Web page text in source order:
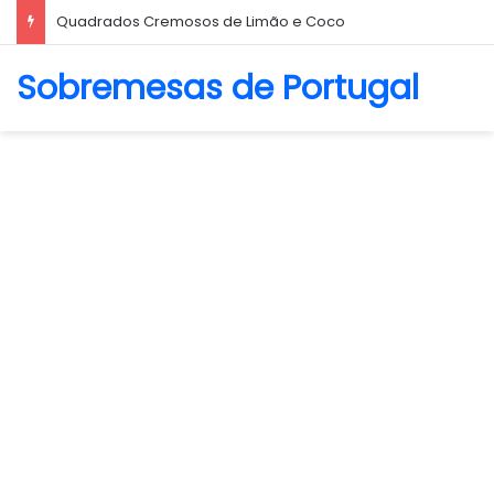
Biscoito Amanteigado
Sobremesas de Portugal